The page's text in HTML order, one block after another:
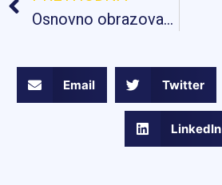
Osnovno obrazovanje
Email Twitter
LinkedIn